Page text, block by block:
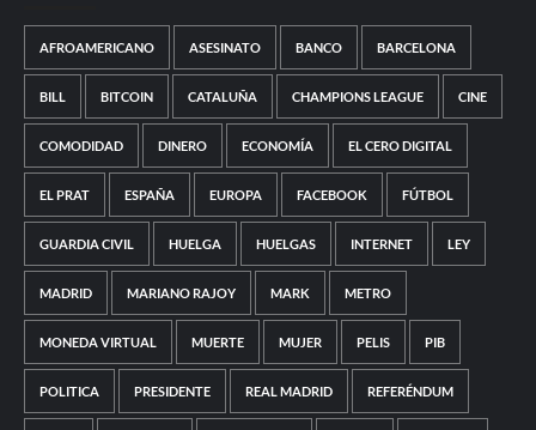
AFROAMERICANO ASESINATO BANCO BARCELONA
BILL BITCOIN CATALUÑA CHAMPIONS LEAGUE CINE
COMODIDAD DINERO ECONOMÍA EL CERO DIGITAL
EL PRAT ESPAÑA EUROPA FACEBOOK FÚTBOL
GUARDIA CIVIL HUELGA HUELGAS INTERNET LEY
MADRID MARIANO RAJOY MARK METRO
MONEDA VIRTUAL MUERTE MUJER PELIS PIB
POLITICA PRESIDENTE REAL MADRID REFERÉNDUM